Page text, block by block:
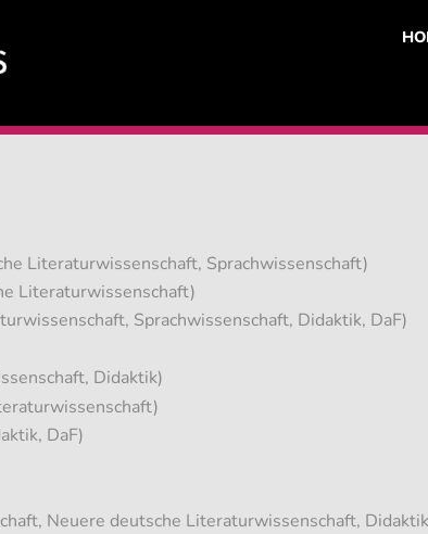
Literaturwissenschaft, Sprachwissenschaft)
Literaturwissenschaft)
Sprachwissenschaft, Didaktik, DaF)
Didaktik)
DaF)
Neuere deutsche Literaturwissenschaft,